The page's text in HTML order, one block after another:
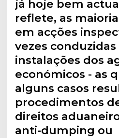
já hoje bem
reflete, as
em acções
vezes conduzidas
instalações dos
económicos - as
alguns casos
procedimentos
direitos
anti-dumping ou